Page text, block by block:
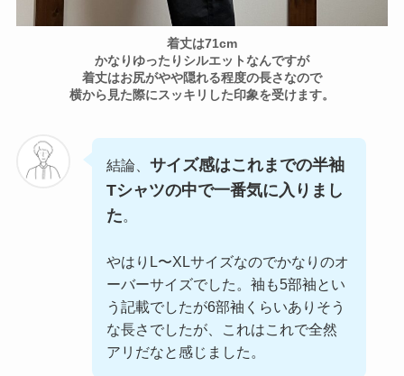
着丈は71cm
かなりゆったりシルエットなんですが
着丈はお尻がやや隠れる程度の長さなので
横から見た際にスッキリした印象を受けます。
結論、サイズ感はこれまでの半袖
Tシャツの中で一番気に入りまし
た。
やはりL〜XLサイズなのでかなりのオ
ーバーサイズでした。袖も5部袖とい
う記載でしたが6部袖くらいありそう
な長さでしたが、これはこれで全然
アリだなと感じました。